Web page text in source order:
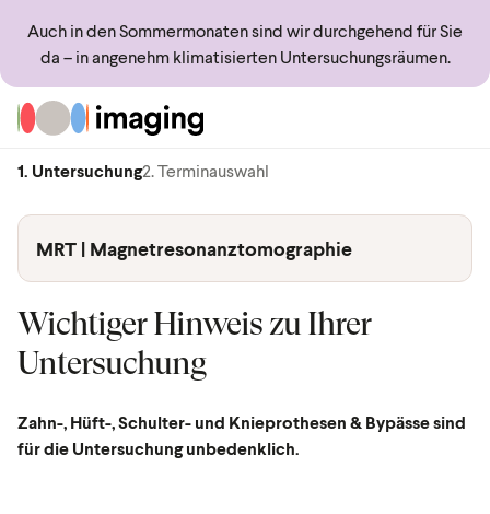
Auch in den Sommermonaten sind wir durchgehend für Sie
da – in angenehm klimatisierten Untersuchungsräumen.
Zur Startseite
1. Untersuchung2. Terminauswahl
MRT | Magnetresonanztomographie
Wichtiger Hinweis zu Ihrer
Untersuchung
Zahn-, Hüft-, Schulter- und Knieprothesen & Bypässe sind
für die Untersuchung unbedenklich.